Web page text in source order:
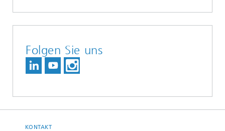
Folgen Sie uns
KONTAKT